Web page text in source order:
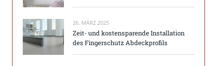
26. MÄRZ 2025
Zeit- und kostensparende Installation
des Fingerschutz Abdeckprofils